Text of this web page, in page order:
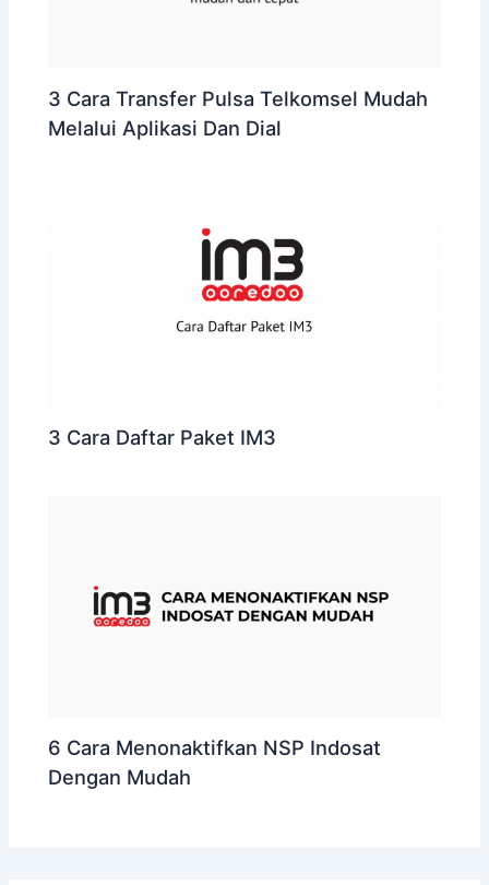
3 Cara Transfer Pulsa Telkomsel Mudah
Melalui Aplikasi Dan Dial
3 Cara Daftar Paket IM3
6 Cara Menonaktifkan NSP Indosat
Dengan Mudah